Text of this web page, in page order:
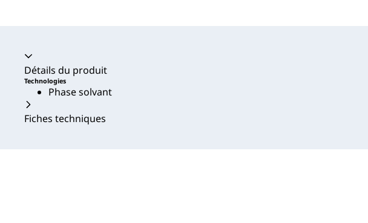
Accordéon fermé
Détails du produit
Technologies
Phase solvant
Fiches techniques